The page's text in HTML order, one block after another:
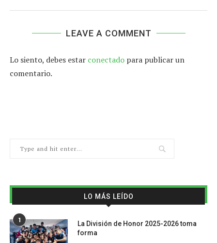
LEAVE A COMMENT
Lo siento, debes estar conectado para publicar un
comentario.
LO MÁS LEÍDO
1
La División de Honor 2025-2026 toma
forma